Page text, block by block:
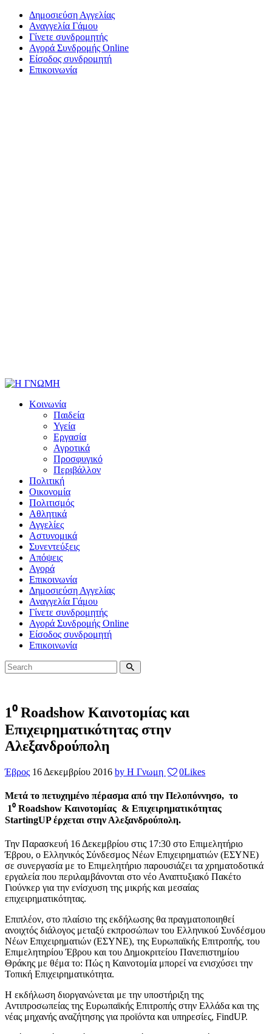
Δημοσιεύση Αγγελίας
Αναγγελία Γάμου
Γίνετε συνδρομητής
Αγορά Συνδρομής Online
Είσοδος συνδρομητή
Επικοινωνία
Κοινωνία
Παιδεία
Υγεία
Εργασία
Αγροτικά
Προσφυγικό
Περιβάλλον
Πολιτική
Οικονομία
Πολιτισμός
Αθλητικά
Αγγελίες
Αστυνομικά
Συνεντεύξεις
Απόψεις
Αγορά
Επικοινωνία
Δημοσιεύση Αγγελίας
Αναγγελία Γάμου
Γίνετε συνδρομητής
Αγορά Συνδρομής Online
Είσοδος συνδρομητή
Επικοινωνία
1⁰ Roadshow Καινοτομίας και
Επιχειρηματικότητας στην
Αλεξανδρούπολη
Έβρος 16 Δεκεμβρίου 2016 by Η Γνωμη 0Likes
Μετά το πετυχημένο πέρασμα από την Πελοπόννησο, το
1⁰ Roadshow Καινοτομίας & Επιχειρηματικότητας
StartingUP έρχεται στην Αλεξανδρούπολη.
Την Παρασκευή 16 Δεκεμβρίου στις 17:30 στο Επιμελητήριο
Έβρου, ο Ελληνικός Σύνδεσμος Νέων Επιχειρηματιών (ΕΣΥΝΕ)
σε συνεργασία με το Επιμελητήριο παρουσιάζει τα χρηματοδοτικά
εργαλεία που περιλαμβάνονται στο νέο Αναπτυξιακό Πακέτο
Γιούνκερ για την ενίσχυση της μικρής και μεσαίας
επιχειρηματικότητας.
Επιπλέον, στο πλαίσιο της εκδήλωσης θα πραγματοποιηθεί
ανοιχτός διάλογος μεταξύ εκπροσώπων του Ελληνικού Συνδέσμου
Νέων Επιχειρηματιών (ΕΣΥΝΕ), της Ευρωπαϊκής Επιτροπής, του
Επιμελητηρίου Έβρου και του Δημοκριτείου Πανεπιστημίου
Θράκης με θέμα το: Πώς η Καινοτομία μπορεί να ενισχύσει την
Τοπική Επιχειρηματικότητα.
Η εκδήλωση διοργανώνεται με την υποστήριξη της
Αντιπροσωπείας της Ευρωπαϊκής Επιτροπής στην Ελλάδα και της
νέας μηχανής αναζήτησης για προϊόντα και υπηρεσίες, FindUP.